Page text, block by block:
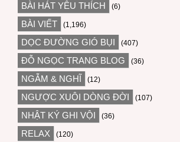
BÀI HÁT YÊU THÍCH (6)
BÀI VIẾT (1,196)
DỌC ĐƯỜNG GIÓ BỤI (407)
ĐỖ NGỌC TRANG BLOG (36)
NGẪM & NGHĨ (12)
NGƯỢC XUÔI DÒNG ĐỜI (107)
NHẬT KÝ GHI VỘI (36)
RELAX (120)